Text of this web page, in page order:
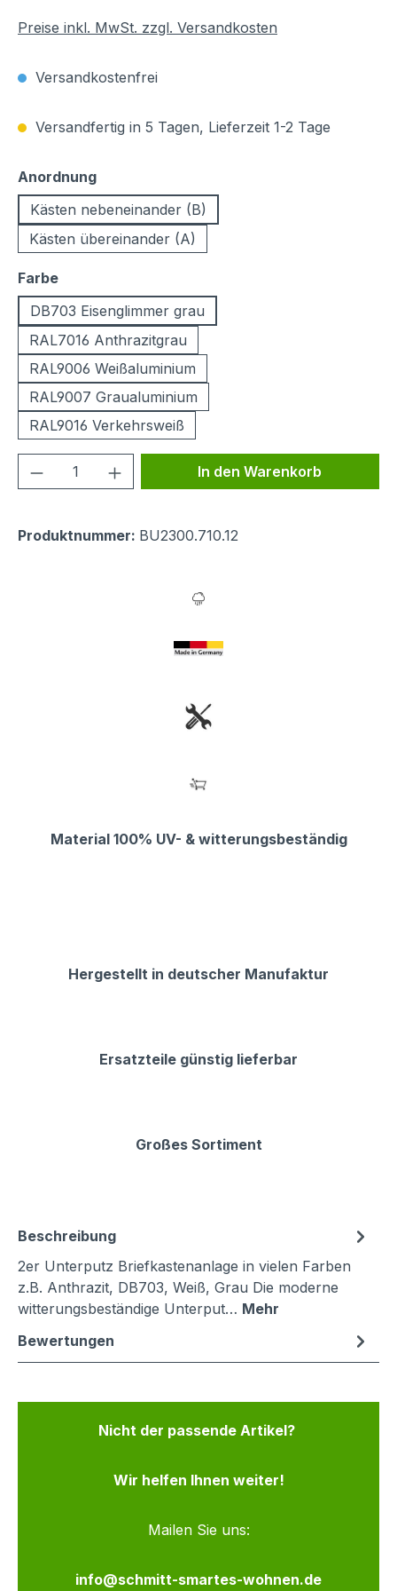
Preise inkl. MwSt. zzgl. Versandkosten
Versandkostenfrei
Versandfertig in 5 Tagen, Lieferzeit 1-2 Tage
Anordnungauswählen
Kästen nebeneinander (B)
Kästen übereinander (A)
Farbeauswählen
DB703 Eisenglimmer grau
RAL7016 Anthrazitgrau
RAL9006 Weißaluminium
RAL9007 Graualuminium
RAL9016 Verkehrsweiß
Produkt Anzahl: Gib denIn den Warenkorb
Produktnummer: BU2300.710.12
Material 100% UV- & witterungsbeständig
Hergestellt in deutscher Manufaktur
Ersatzteile günstig lieferbar
Großes Sortiment
Beschreibung
2er Unterputz Briefkastenanlage in vielen Farben
z.B. Anthrazit, DB703, Weiß, Grau Die moderne
witterungsbeständige Unterput… Mehr
Bewertungen
Nicht der passende Artikel?
Wir helfen Ihnen weiter!
Mailen Sie uns:
info@schmitt-smartes-wohnen.de